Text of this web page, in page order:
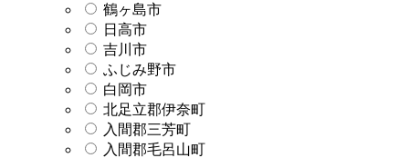
鶴ヶ島市
日高市
吉川市
ふじみ野市
白岡市
北足立郡伊奈町
入間郡三芳町
入間郡毛呂山町